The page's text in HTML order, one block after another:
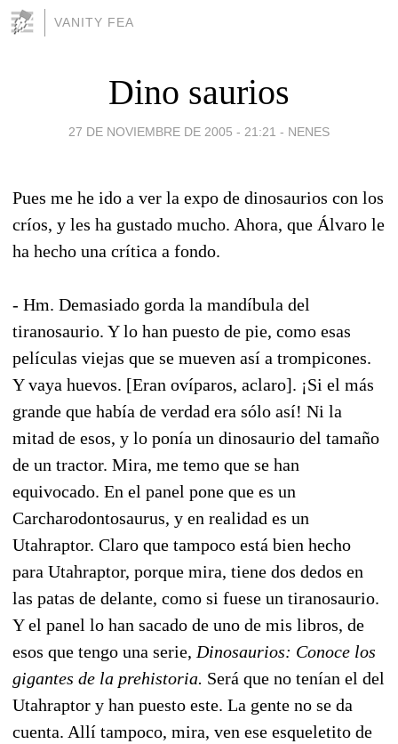
VANITY FEA
Dino saurios
27 DE NOVIEMBRE DE 2005 - 21:21 - NENES
Pues me he ido a ver la expo de dinosaurios con los
críos, y les ha gustado mucho. Ahora, que Álvaro le
ha hecho una crítica a fondo.
- Hm. Demasiado gorda la mandíbula del
tiranosaurio. Y lo han puesto de pie, como esas
películas viejas que se mueven así a trompicones.
Y vaya huevos. [Eran ovíparos, aclaro]. ¡Si el más
grande que había de verdad era sólo así! Ni la
mitad de esos, y lo ponía un dinosaurio del tamaño
de un tractor. Mira, me temo que se han
equivocado. En el panel pone que es un
Carcharodontosaurus, y en realidad es un
Utahraptor. Claro que tampoco está bien hecho
para Utahraptor, porque mira, tiene dos dedos en
las patas de delante, como si fuese un tiranosaurio.
Y el panel lo han sacado de uno de mis libros, de
esos que tengo una serie, Dinosaurios: Conoce los
gigantes de la prehistoria. Será que no tenían el del
Utahraptor y han puesto este. La gente no se da
cuenta. Allí tampoco, mira, ven ese esqueletito de